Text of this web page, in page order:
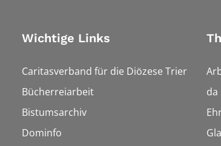
Wichtige Links
Caritasverband für die Diözese Trier
Bücherreiarbeit
Bistumsarchiv
Dominfo
da